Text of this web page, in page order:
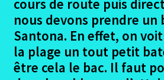
Ribadesella – Oviedo
Oviedo – Tineo
Tineo – Grandas de Salime
cours de route puis
nous devons prendre
Santona. En effet, on
la plage un tout petit
être cela le bac. Il faut